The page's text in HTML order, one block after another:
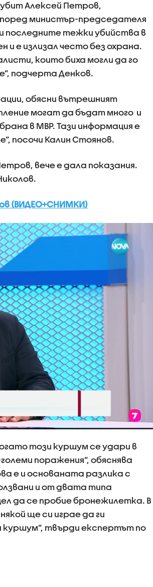
Алексей Петров,
министър-председателя
последните тежки убийства в
е излизал често без охрана.
които биха могли да го
подчерта Денков.
обясни вътрешният
могат да бъдат много и
в МВР. Тази информация е
посочи Калин Стоянов.
вече е дала показания.
(ВИДЕО+СНИМКИ)
този куршум се удари в
поражения”, обяснява
е и основаната разлика с
и от двата типа
да се пробие бронежилетка. В
ще си играе да ги
твърди експертът по